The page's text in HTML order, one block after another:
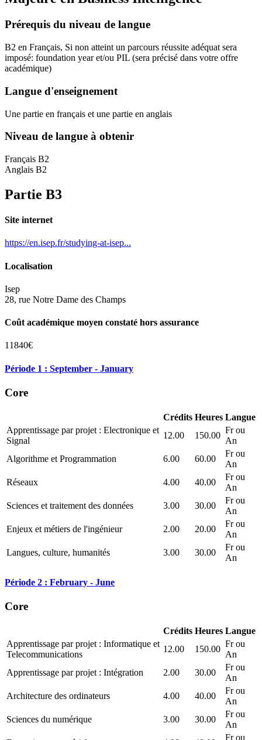
Prérequis du niveau de langue
B2 en Français, Si non atteint un parcours réussite adéquat sera
imposé: foundation year et/ou PIL (sera précisé dans votre offre
académique)
Langue d'enseignement
Une partie en français et une partie en anglais
Niveau de langue à obtenir
Français B2
Anglais B2
Partie B3
Site internet
https://en.isep.fr/studying-at-isep...
Localisation
Isep
28, rue Notre Dame des Champs
Coût académique moyen constaté hors assurance
11840€
Période 1 : September - January
Core
Crédits Heures Langue
Apprentissage par projet : Electronique et
Signal
12.00 150.00
Fr ou
An
Algorithme et Programmation
6.00 60.00
Fr ou
An
Réseaux
4.00 40.00
Fr ou
An
Sciences et traitement des données
3.00 30.00
Fr ou
An
Enjeux et métiers de l'ingénieur
2.00 20.00
Fr ou
An
Langues, culture, humanités
3.00 30.00
Fr ou
An
Période 2 : February - June
Core
Crédits Heures Langue
Apprentissage par projet : Informatique et
Telecommunications
12.00 150.00
Fr ou
An
Apprentissage par projet : Intégration
2.00 30.00
Fr ou
An
Architecture des ordinateurs
4.00 40.00
Fr ou
An
Sciences du numérique
3.00 30.00
Fr ou
An
Fr ou